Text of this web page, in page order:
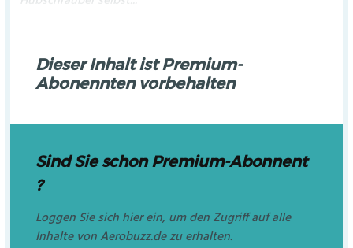
Dieser Inhalt ist Premium-
Abonennten vorbehalten
Sind Sie schon Premium-Abonnent
?
Loggen Sie sich hier ein, um den Zugriff auf alle
Inhalte von Aerobuzz.de zu erhalten.